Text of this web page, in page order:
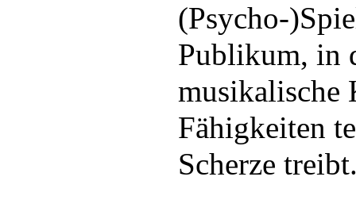
(Psycho-
Publikum, in
musikalische
Fähigkeiten
Scherze